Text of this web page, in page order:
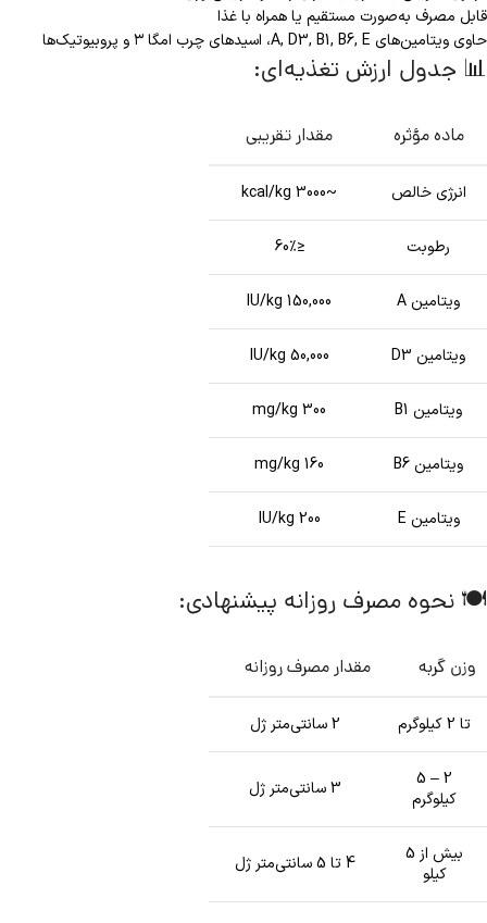
قابل مصرف به‌صورت مستقیم یا همراه با غذا
حاوی ویتامین‌های A, D3, B1, B6, E، اسیدهای چرب امگا ۳ و پروبیوتیک‌ها
📊 جدول ارزش تغذیه‌ای:
ماده مؤثره مقدار تقریبی
انرژی خالص ~3000 kcal/kg
رطوبت ≤60٪
ویتامین A 150,000 IU/kg
ویتامین D3 50,000 IU/kg
ویتامین B1 300 mg/kg
ویتامین B6 160 mg/kg
ویتامین E 200 IU/kg
🍽️ نحوه مصرف روزانه پیشنهادی:
وزن گربه مقدار مصرف روزانه
تا 2 کیلوگرم 2 سانتی‌متر ژل
2 – 5
کیلوگرم
3 سانتی‌متر ژل
بیش از 5
کیلو
4 تا 5 سانتی‌متر ژل